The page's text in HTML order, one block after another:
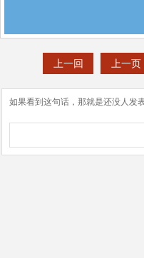
上一回 上一页
如果看到这句话，那就是还没人发